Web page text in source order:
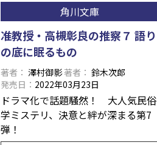
角川文庫
准教授・高槻彰良の推察７ 語り
の底に眠るもの
著者 澤村御影著者
鈴木次郎
発売日
2022年03月23日
ドラマ化で話題騒然！ 大人気民俗
学ミステリ、決意と絆が深まる第7
弾！